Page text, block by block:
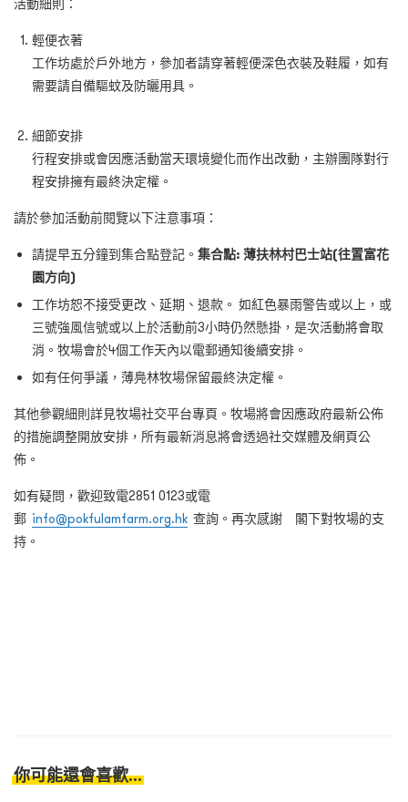
活動細則：
輕便衣著
工作坊處於戶外地方，參加者請穿著輕便深色衣裝及鞋履，如有
需要請自備驅蚊及防曬用具。
細節安排
行程安排或會因應活動當天環境變化而作出改動，主辦團隊對行
程安排擁有最終決定權。
請於參加活動前閱覽以下注意事項：
請提早五分鐘到集合點登記。 集合點: 薄扶林村巴士站(往置富花
園方向)
工作坊恕不接受更改、延期、退款。 如紅色暴雨警告或以上，或
三號強風信號或以上於活動前3小時仍然懸掛，是次活動將會取
消。牧場會於4個工作天內以電郵通知後續安排 。
如有任何爭議，薄鳧林牧場保留最終決定權。
其他參觀細則詳見牧場社交平台專頁。牧場將會因應政府最新公佈
的措施調整開放安排，所有最新消息將會透過社交媒體及網頁公
佈。
如有疑問，歡迎致電2851 0123或電
郵 info@pokfulamfarm.org.hk 查詢。再次感謝 閣下對牧場的支
持。
你可能還會喜歡...